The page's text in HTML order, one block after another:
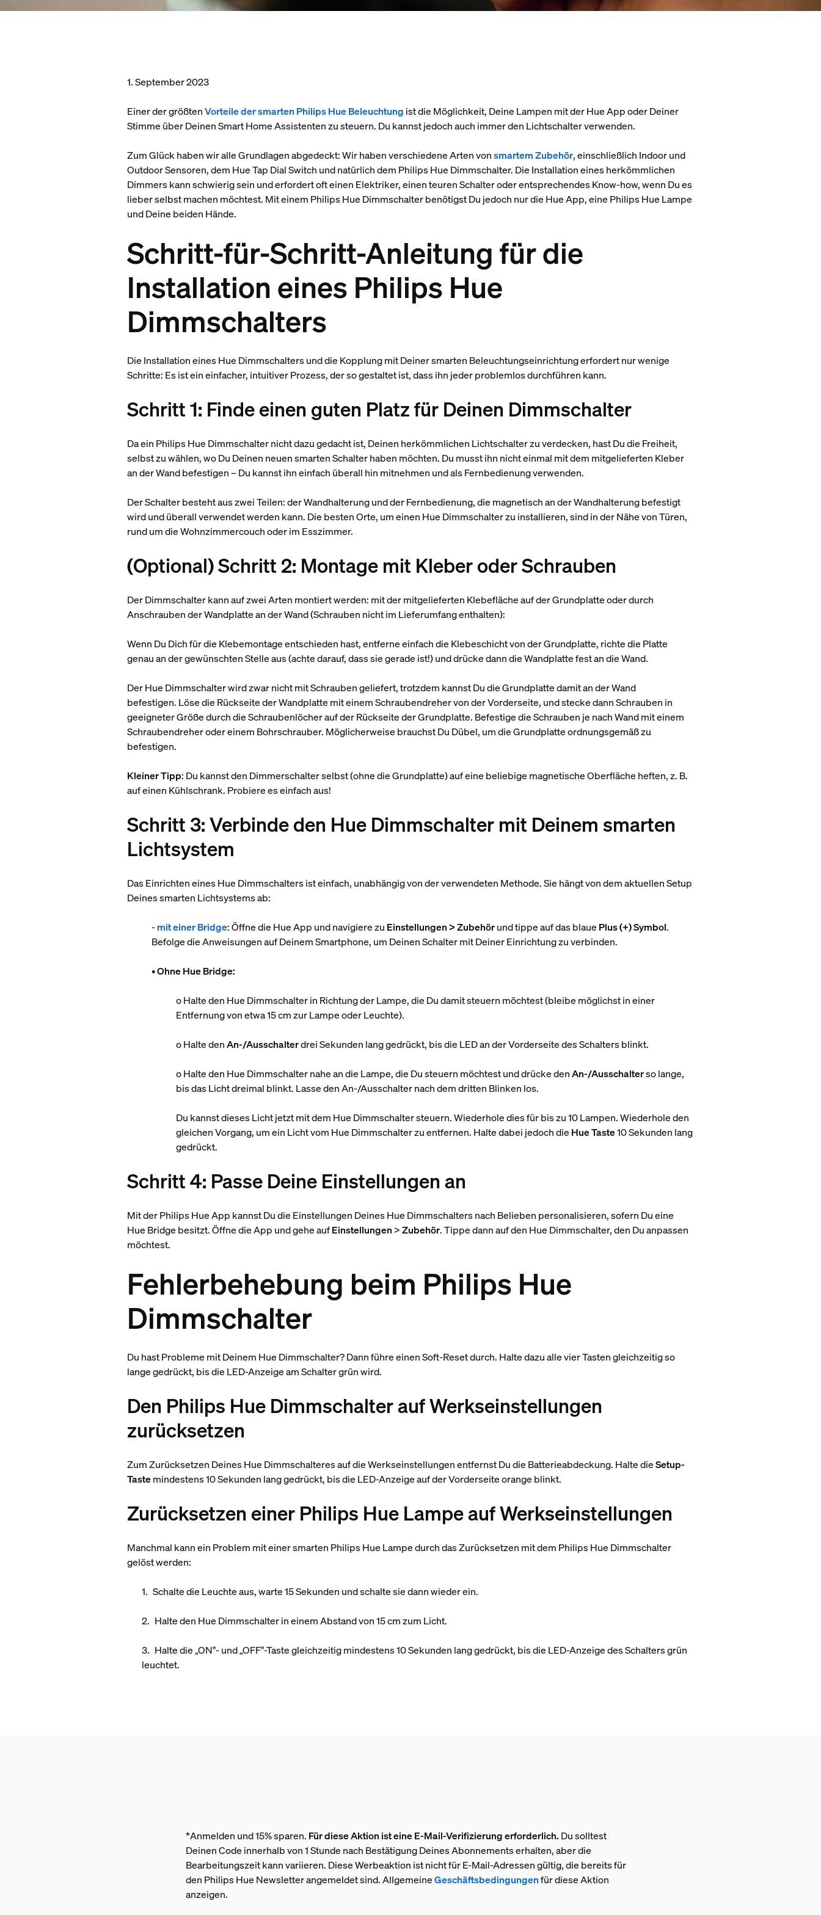
1. September 2023
Einer der größtenVorteile der smarten Philips Hue Beleuchtung ist die Möglichkeit, Deine Lampen mit der Hue App oder Deiner
Stimme über Deinen Smart Home Assistenten zu steuern. Du kannst jedoch auch immer den Lichtschalter verwenden.
Zum Glück haben wir alle Grundlagen abgedeckt: Wir haben verschiedene Arten vonsmartem Zubehör, einschließlich Indoor und
Outdoor Sensoren, dem Hue Tap Dial Switch und natürlich dem Philips Hue Dimmschalter. Die Installation eines herkömmlichen
Dimmers kann schwierig sein und erfordert oft einen Elektriker, einen teuren Schalter oder entsprechendes Know-how, wenn Du es
lieber selbst machen möchtest. Mit einem Philips Hue Dimmschalter benötigst Du jedoch nur die Hue App, eine Philips Hue Lampe
und Deine beiden Hände.
Schritt-für-Schritt-Anleitung für die
Installation eines Philips Hue
Dimmschalters
Die Installation eines Hue Dimmschalters und die Kopplung mit Deiner smarten Beleuchtungseinrichtung erfordert nur wenige
Schritte: Es ist ein einfacher, intuitiver Prozess, der so gestaltet ist, dass ihn jeder problemlos durchführen kann.
Schritt 1: Finde einen guten Platz für Deinen Dimmschalter
Da ein Philips Hue Dimmschalter nicht dazu gedacht ist, Deinen herkömmlichen Lichtschalter zu verdecken, hast Du die Freiheit,
selbst zu wählen, wo Du Deinen neuen smarten Schalter haben möchten. Du musst ihn nicht einmal mit dem mitgelieferten Kleber
an der Wand befestigen – Du kannst ihn einfach überall hin mitnehmen und als Fernbedienung verwenden.
Der Schalter besteht aus zwei Teilen: der Wandhalterung und der Fernbedienung, die magnetisch an der Wandhalterung befestigt
wird und überall verwendet werden kann. Die besten Orte, um einen Hue Dimmschalter zu installieren, sind in der Nähe von Türen,
rund um die Wohnzimmercouch oder im Esszimmer.
(Optional) Schritt 2: Montage mit Kleber oder Schrauben
Der Dimmschalter kann auf zwei Arten montiert werden: mit der mitgelieferten Klebefläche auf der Grundplatte oder durch
Anschrauben der Wandplatte an der Wand (Schrauben nicht im Lieferumfang enthalten):
Wenn Du Dich für die Klebemontage entschieden hast, entferne einfach die Klebeschicht von der Grundplatte, richte die Platte
genau an der gewünschten Stelle aus (achte darauf, dass sie gerade ist!) und drücke dann die Wandplatte fest an die Wand.
Der Hue Dimmschalter wird zwar nicht mit Schrauben geliefert, trotzdem kannst Du die Grundplatte damit an der Wand
befestigen. Löse die Rückseite der Wandplatte mit einem Schraubendreher von der Vorderseite, und stecke dann Schrauben in
geeigneter Größe durch die Schraubenlöcher auf der Rückseite der Grundplatte. Befestige die Schrauben je nach Wand mit einem
Schraubendreher oder einem Bohrschrauber. Möglicherweise brauchst Du Dübel, um die Grundplatte ordnungsgemäß zu
befestigen.
Kleiner Tipp: Du kannst den Dimmerschalter selbst (ohne die Grundplatte) auf eine beliebige magnetische Oberfläche heften, z. B.
auf einen Kühlschrank. Probiere es einfach aus!
Schritt 3: Verbinde den Hue Dimmschalter mit Deinem smarten
Lichtsystem
Das Einrichten eines Hue Dimmschalters ist einfach, unabhängig von der verwendeten Methode. Sie hängt von dem aktuellen Setup
Deines smarten Lichtsystems ab:
-mit einer Bridge: Öffne die Hue App und navigiere zu Einstellungen > Zubehörund tippe auf das blaue Plus (+) Symbol.
Befolge die Anweisungen auf Deinem Smartphone, um Deinen Schalter mit Deiner Einrichtung zu verbinden.
•Ohne Hue Bridge:
o Halte den Hue Dimmschalter in Richtung der Lampe, die Du damit steuern möchtest (bleibe möglichst in einer
Entfernung von etwa 15 cm zur Lampe oder Leuchte).
o Halte denAn-/Ausschalterdrei Sekunden lang gedrückt, bis die LED an der Vorderseite des Schalters blinkt.
o Halte den Hue Dimmschalter nahe an die Lampe, die Du steuern möchtest und drücke denAn-/Ausschalterso lange,
bis das Licht dreimal blinkt. Lasse den An-/Ausschalter nach dem dritten Blinken los.
Du kannst dieses Licht jetzt mit dem Hue Dimmschalter steuern. Wiederhole dies für bis zu 10 Lampen. Wiederhole den
gleichen Vorgang, um ein Licht vom Hue Dimmschalter zu entfernen. Halte dabei jedoch die Hue Taste10 Sekunden lang
gedrückt.
Schritt 4: Passe Deine Einstellungen an
Mit der Philips Hue App kannst Du die Einstellungen Deines Hue Dimmschalters nach Belieben personalisieren, sofern Du eine
Hue Bridge besitzt. Öffne die App und gehe aufEinstellungen >Zubehör. Tippe dann auf den Hue Dimmschalter, den Du anpassen
möchtest.
Fehlerbehebung beim Philips Hue
Dimmschalter
Du hast Probleme mit Deinem Hue Dimmschalter? Dann führe einen Soft-Reset durch. Halte dazu alle vier Tasten gleichzeitig so
lange gedrückt, bis die LED-Anzeige am Schalter grün wird.
Den Philips Hue Dimmschalter auf Werkseinstellungen
zurücksetzen
Zum Zurücksetzen Deines Hue Dimmschalteres auf die Werkseinstellungen entfernst Du die Batterieabdeckung. Halte dieSetup-
Tastemindestens 10 Sekunden lang gedrückt, bis die LED-Anzeige auf der Vorderseite orange blinkt.
Zurücksetzen einer Philips Hue Lampe auf Werkseinstellungen
Manchmal kann ein Problem mit einer smarten Philips Hue Lampe durch das Zurücksetzen mit dem Philips Hue Dimmschalter
gelöst werden:
Schalte die Leuchte aus, warte 15 Sekunden und schalte sie dann wieder ein.
Halte den Hue Dimmschalter in einem Abstand von 15 cm zum Licht.
Halte die „ON"- und „OFF"-Taste gleichzeitig mindestens 10 Sekunden lang gedrückt, bis die LED-Anzeige des Schalters grün
leuchtet.
*Anmelden und 15% sparen. Für diese Aktion ist eine E-Mail-Verifizierung erforderlich. Du solltest
Deinen Code innerhalb von 1 Stunde nach Bestätigung Deines Abonnements erhalten, aber die
Bearbeitungszeit kann variieren. Diese Werbeaktion ist nicht für E-Mail-Adressen gültig, die bereits für
den Philips Hue Newsletter angemeldet sind. AllgemeineGeschäftsbedingungenfür diese Aktion
anzeigen.